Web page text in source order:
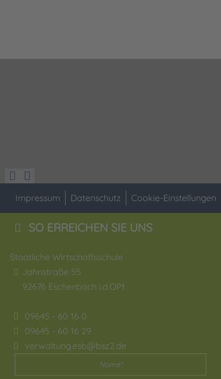
Impressum Datenschutz Cookie-Einstellungen
SO ERREICHEN SIE UNS
Staatliche Wirtschaftsschule
Jahnstraße 55
92676 Eschenbach i.d.OPf
09645 - 60 16 0
09645 - 60 16 29
verwaltung.esb@bsz2.de